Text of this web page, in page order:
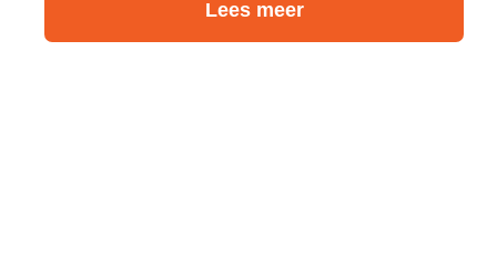
Lees meer